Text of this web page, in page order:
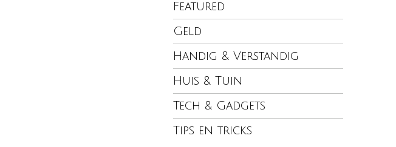
Featured
Geld
Handig & Verstandig
Huis & Tuin
Tech & Gadgets
Tips en tricks